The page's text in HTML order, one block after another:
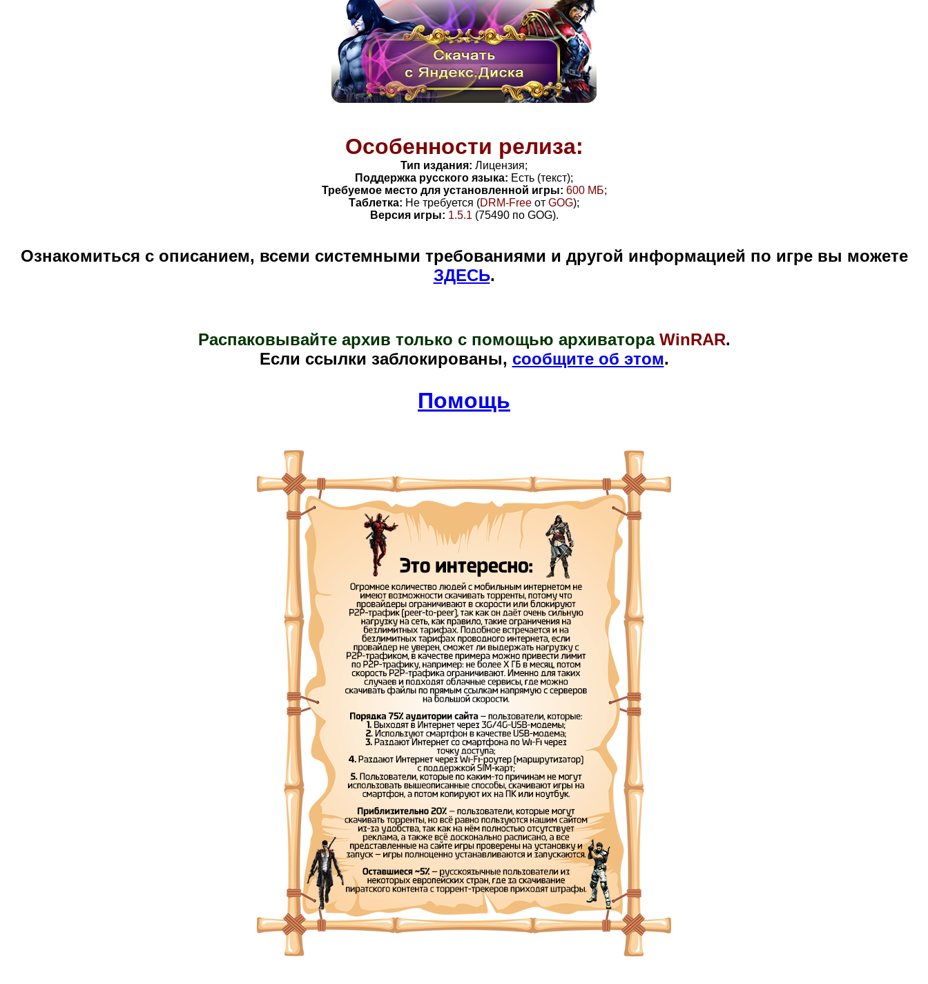
Особенности релиза:
Тип издания: Лицензия;
Поддержка русского языка: Есть (текст);
Требуемое место для установленной игры: 600 МБ;
Таблетка: Не требуется (DRM-Free от GOG);
Версия игры: 1.5.1 (75490 по GOG).
Ознакомиться с описанием, всеми системными требованиями и другой информацией по игре вы можете
ЗДЕСЬ.
Распаковывайте архив только с помощью архиватора WinRAR.
Если ссылки заблокированы, сообщите об этом.
Помощь